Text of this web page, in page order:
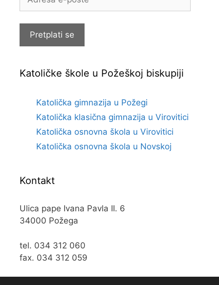
e-
Pretplati se
Katoličke škole u Požeškoj biskupiji
Katolička gimnazija u Požegi
Katolička klasična gimnazija u Virovitici
Katolička osnovna škola u Virovitici
Katolička osnovna škola u Novskoj
Kontakt
Ulica pape Ivana Pavla II. 6
34000 Požega
tel. 034 312 060
fax. 034 312 059